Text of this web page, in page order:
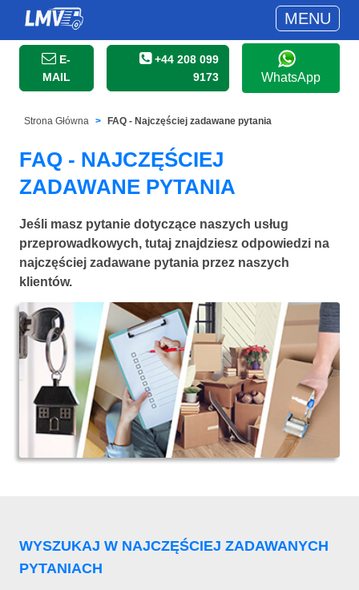
MENU
E-
MAIL
+44 208 099
9173
WhatsApp
Strona Główna FAQ - Najczęściej zadawane pytania
FAQ - NAJCZĘŚCIEJ
ZADAWANE PYTANIA
Jeśli masz pytanie dotyczące naszych usług
przeprowadkowych, tutaj znajdziesz odpowiedzi na
najczęściej zadawane pytania przez naszych
klientów.
WYSZUKAJ W NAJCZĘŚCIEJ ZADAWANYCH
PYTANIACH